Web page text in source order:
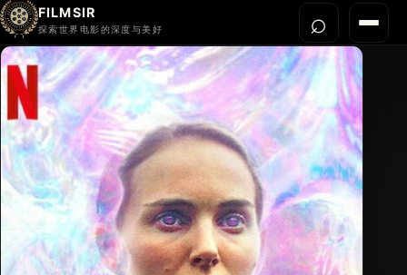
FILMSIR
探索世界电影的深度与美好 菜单
首页
今晚看什么
世界电影节
导演宇宙
影片库
影评与解读
关于我们
⌕打开